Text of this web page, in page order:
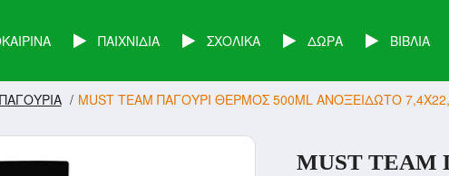
ΠΑΙΧΝΙΔΙΑ ΣΧΟΛΙΚΑ ΔΩΡΑ ΒΙΒΛΙΑ
ΠΑΓΟΥΡΙΑ MUST TEAM ΠΑΓΟΥΡΙ ΘΕΡΜΟΣ 500ML ΑΝΟΞΕΙΔΩΤΟ
MUST